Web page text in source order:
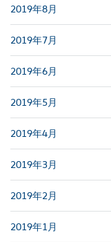
2019年8月
2019年7月
2019年6月
2019年5月
2019年4月
2019年3月
2019年2月
2019年1月